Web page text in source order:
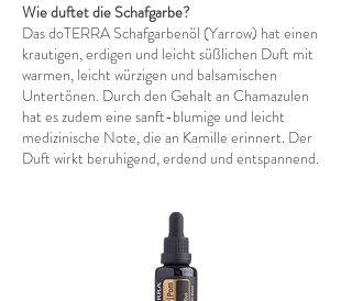
Wie duftet die Schafgarbe?
Das doTERRA Schafgarbenöl (Yarrow) hat einen
krautigen, erdigen und leicht süßlichen Duft mit
warmen, leicht würzigen und balsamischen
Untertönen. Durch den Gehalt an Chamazulen
hat es zudem eine sanft-blumige und leicht
medizinische Note, die an Kamille erinnert. Der
Duft wirkt beruhigend, erdend und entspannend.